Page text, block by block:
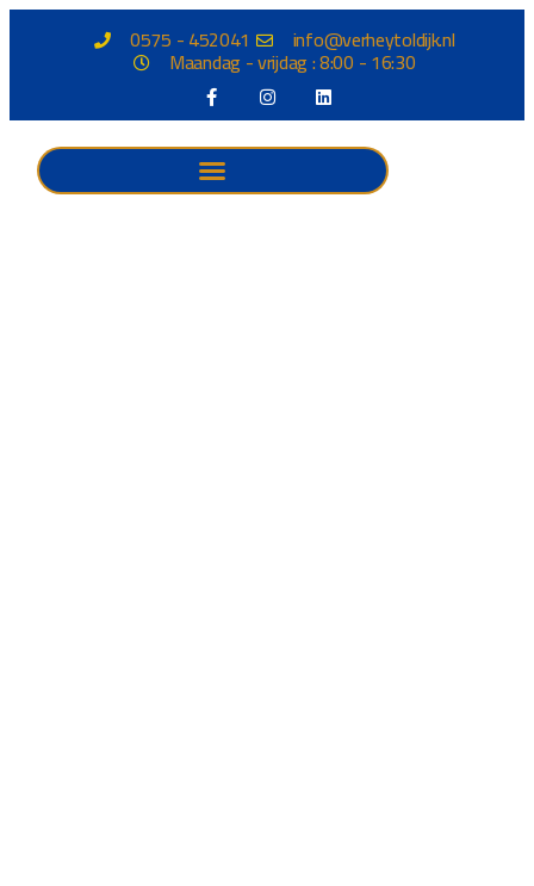
0575 - 452041 info@verheytoldijk.nl
Maandag - vrijdag : 8:00 - 16:30